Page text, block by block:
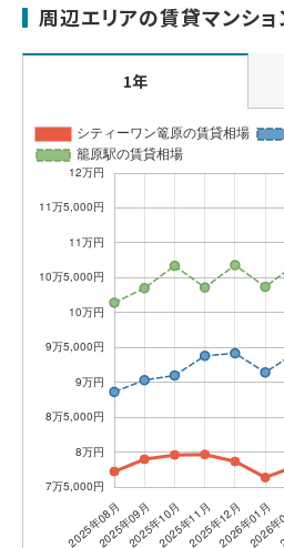
周辺エリアの賃貸マンシ
1年